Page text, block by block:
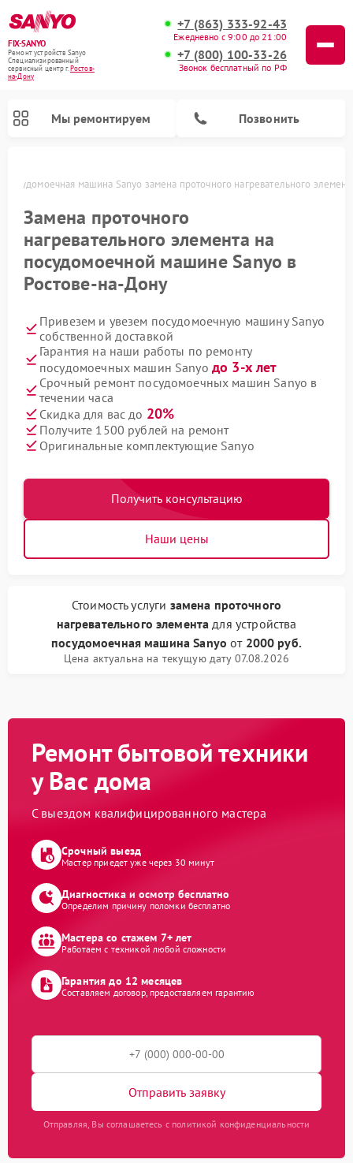
FIX-SANYO
Ремонт устройств Sanyo
Специализированный
cервисный центр г.Ростов-
на-Дону
+7 (863) 333-92-43
Ежедневно с 9:00 до 21:00
+7 (800) 100-33-26
Звонок бесплатный по РФ
Мы ремонтируем Позвонить
Посудомоечная машина Sanyo замена проточного нагревательного
Замена проточного
нагревательного элемента на
посудомоечной машине Sanyo в
Ростове-на-Дону
Привезем и увезем посудомоечную машину Sanyo
собственной доставкой
Гарантия на наши работы по ремонту
посудомоечных машин Sanyo до 3-х лет
Срочный ремонт посудомоечных машин Sanyo в
течении часа
Скидка для вас до 20%
Получите 1500 рублей на ремонт
Оригинальные комплектующие Sanyo
Получить консультацию
Наши цены
Стоимость услуги замена проточного
нагревательного элемента для устройства
посудомоечная машина Sanyo от 2000 руб.
Цена актуальна на текущую дату 07.08.2026
Ремонт бытовой техники
у Вас дома
С выездом квалифицированного мастера
Срочный выезд
Мастер приедет уже через 30 минут
Диагностика и осмотр бесплатно
Определим причину поломки бесплатно
Мастера со стажем 7+ лет
Работаем с техникой любой сложности
Гарантия до 12 месяцев
Составляем договор, предоставляем гарантию
Отправить заявку
Отправляя, Вы соглашаетесь с политикой конфиденциальности